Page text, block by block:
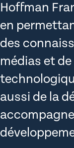
Hoffman
en
des
médias et
aussi de la